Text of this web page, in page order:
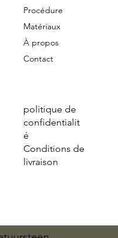
politique de
confidentialit
é
Conditions de
livraison
Procédure
Matériaux
À propos
Contact